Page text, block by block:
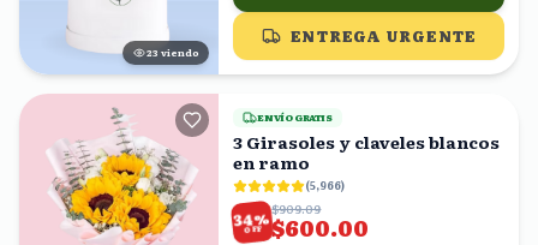
22 viendo
ENTREGA URGENTE
ENVÍO GRATIS
3 Girasoles y claveles blancos
en ramo
(5,966)
34%
OFF
$909.09
$600.00